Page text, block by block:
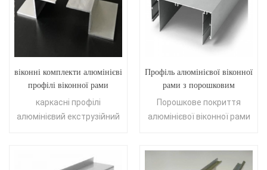
віконні комплекти алюмінієві
профілі віконної рами
алюмінієвий екструзійний
профіль
каркасні профілі
алюмінієвий екструзійний
Профіль алюмінієвої віконної
рами з порошковим
покриттям гарячого продажу
для ринку Кіпру
Порошкове покриття
алюмінієвої віконної рами